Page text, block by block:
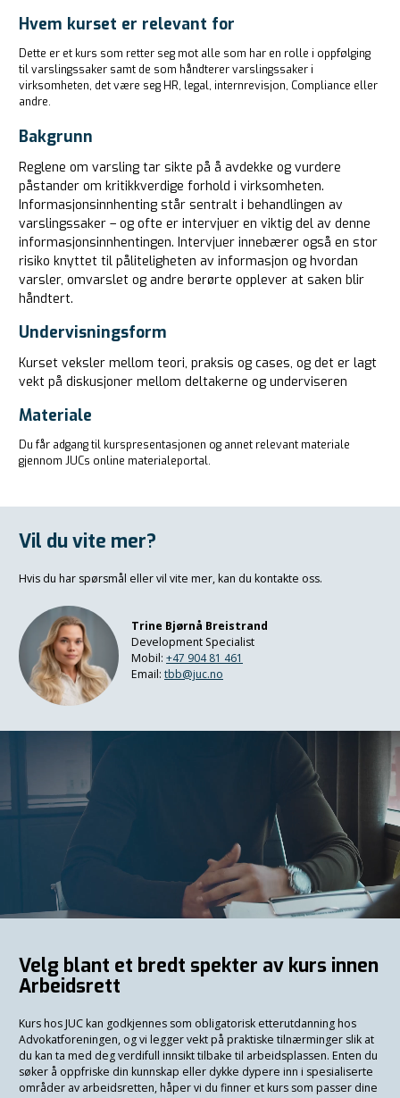
Hvem kurset er relevant for
Dette er et kurs som retter seg mot alle som har en rolle i oppfølging
til varslingssaker samt de som håndterer varslingssaker i
virksomheten, det være seg HR, legal, internrevisjon, Compliance eller
andre.
Bakgrunn
Reglene om varsling tar sikte på å avdekke og vurdere
påstander om kritikkverdige forhold i virksomheten.
Informasjonsinnhenting står sentralt i behandlingen av
varslingssaker – og ofte er intervjuer en viktig del av denne
informasjonsinnhentingen. Intervjuer innebærer også en stor
risiko knyttet til påliteligheten av informasjon og hvordan
varsler, omvarslet og andre berørte opplever at saken blir
håndtert.
Undervisningsform
Kurset veksler mellom teori, praksis og cases, og det er lagt
vekt på diskusjoner mellom deltakerne og underviseren
Materiale
Du får adgang til kurspresentasjonen og annet relevant materiale
gjennom JUCs online materialeportal.
Vil du vite mer?
Hvis du har spørsmål eller vil vite mer, kan du kontakte oss.
Trine Bjørnå Breistrand
Development Specialist
Mobil: +47 904 81 461
Email: tbb@juc.no
Velg blant et bredt spekter av kurs innen
Arbeidsrett
Kurs hos JUC kan godkjennes som obligatorisk etterutdanning hos
Advokatforeningen, og vi legger vekt på praktiske tilnærminger slik at
du kan ta med deg verdifull innsikt tilbake til arbeidsplassen. Enten du
søker å oppfriske din kunnskap eller dykke dypere inn i spesialiserte
områder av arbeidsretten, håper vi du finner et kurs som passer dine